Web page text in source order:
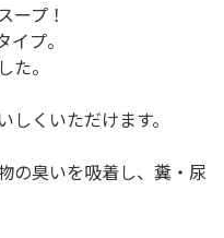
ープ！
プ。
。
しくいただけます。
の臭いを吸着し、糞・尿